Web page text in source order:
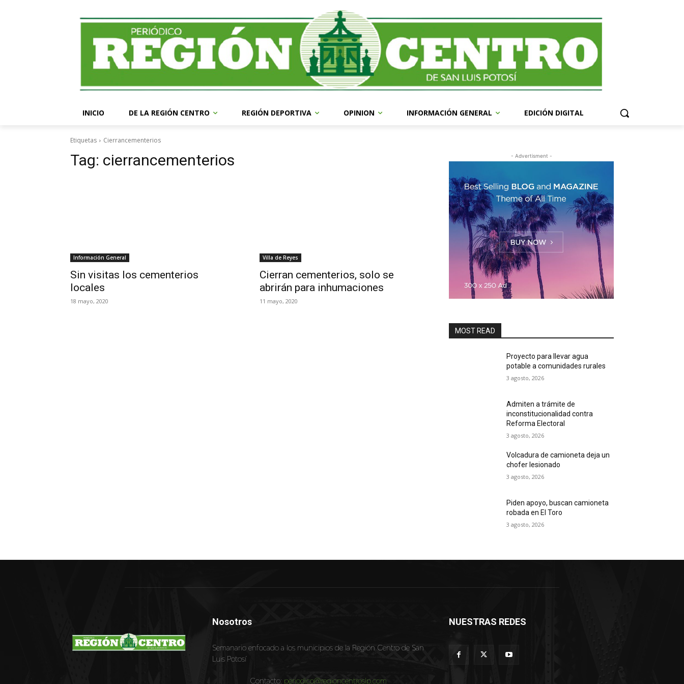
INICIO DE LA REGIÓN CENTRO REGIÓN DEPORTIVA OPINION INFORMACIÓN GENERAL EDICIÓN DIGITAL
Etiquetas Cierrancementerios
Tag: cierrancementerios
Información General
Sin visitas los cementerios
locales
18 mayo, 2020
Villa de Reyes
Cierran cementerios, solo se
abrirán para inhumaciones
11 mayo, 2020
- Advertisment -
MOST READ
Proyecto para llevar agua
potable a comunidades rurales
3 agosto, 2026
Admiten a trámite de
inconstitucionalidad contra
Reforma Electoral
3 agosto, 2026
Volcadura de camioneta deja un
chofer lesionado
3 agosto, 2026
Piden apoyo, buscan camioneta
robada en El Toro
3 agosto, 2026
Nosotros
Semanario enfocado a los municipios de la Región Centro de San
Luis Potosí
Contacto: periodico@regioncentroslp.com
NUESTRAS REDES